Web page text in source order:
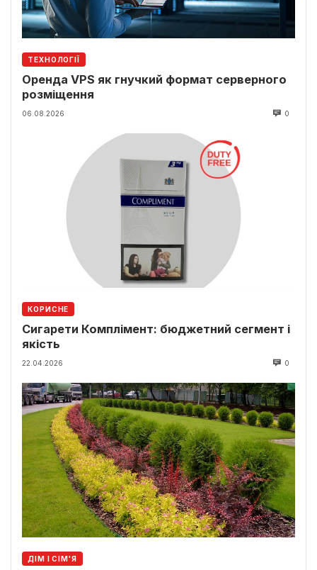
ТЕХНОЛОГІЇ
Оренда VPS як гнучкий формат серверного
розміщення
06.08.2026 0
КОРИСНЕ
Сигарети Комплімент: бюджетний сегмент і
якість
22.04.2026 0
ДІМ І СІМ'Я